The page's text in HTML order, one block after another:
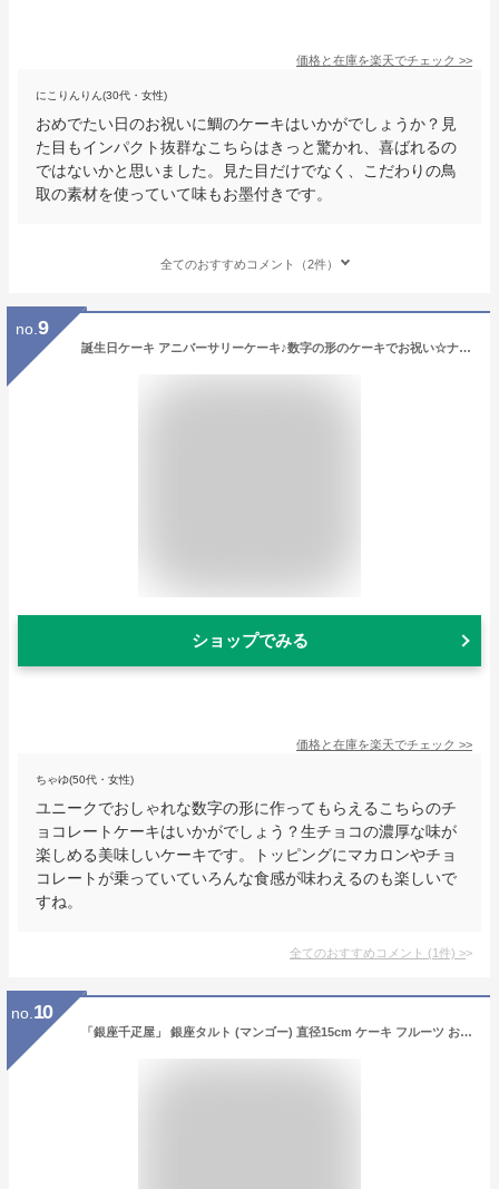
価格と在庫を楽天でチェック >>
にこりんりん(30代・女性)
おめでたい日のお祝いに鯛のケーキはいかがでしょうか？見
た目もインパクト抜群なこちらはきっと驚かれ、喜ばれるの
ではないかと思いました。見た目だけでなく、こだわりの鳥
取の素材を使っていて味もお墨付きです。
全てのおすすめコメント（2件）
no. 9
誕生日ケーキ アニバーサリーケーキ♪数字の形のケーキでお祝い☆ナンバーケーキ 7号 生チョコレートタイプ人気のナンバーケーキの生チョコタイプ！記念日やイベント お誕生日 記念日 還暦 メモリアルなどのお祝いに☆
ショップでみる
価格と在庫を楽天でチェック >>
ちゃゆ(50代・女性)
ユニークでおしゃれな数字の形に作ってもらえるこちらのチ
ョコレートケーキはいかがでしょう？生チョコの濃厚な味が
楽しめる美味しいケーキです。トッピングにマカロンやチョ
コレートが乗っていていろんな食感が味わえるのも楽しいで
すね。
全てのおすすめコメント (1件) >
no. 10
「銀座千疋屋」 銀座タルト (マンゴー) 直径15cm ケーキ フルーツ お取り寄せグルメ お取り寄せスイーツ 送料無料 御祝 内祝い 結婚祝い